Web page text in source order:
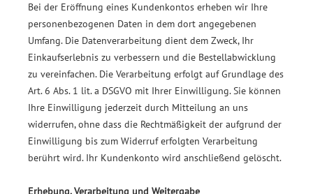
Bei der Eröffnung eines Kundenkontos erheben wir Ihre
personenbezogenen Daten in dem dort angegebenen
Umfang. Die Datenverarbeitung dient dem Zweck, Ihr
Einkaufserlebnis zu verbessern und die Bestellabwicklung
zu vereinfachen. Die Verarbeitung erfolgt auf Grundlage des
Art. 6 Abs. 1 lit. a DSGVO mit Ihrer Einwilligung. Sie können
Ihre Einwilligung jederzeit durch Mitteilung an uns
widerrufen, ohne dass die Rechtmäßigkeit der aufgrund der
Einwilligung bis zum Widerruf erfolgten Verarbeitung
berührt wird. Ihr Kundenkonto wird anschließend gelöscht.
Erhebung, Verarbeitung und Weitergabe